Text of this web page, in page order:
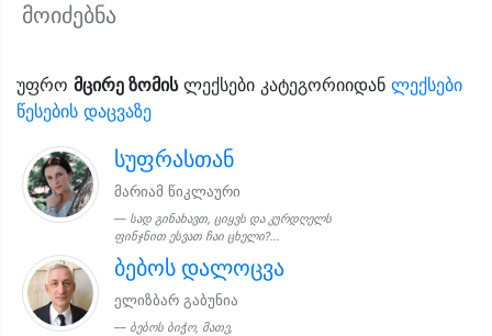
მოიძებნა
უფრო მცირე ზომისლექსები კატეგორიიდან ლექსები
წესების დაცვაზე
სუფრასთან
მარიამ წიკლაური
სად გინახავთ, ციყვს და კურდღელს
ფინჯნით ესვათ ჩაი ცხელი?...
ბებოს დალოცვა
ელიზბარ გაბუნია
ბებოს ბიჭო, მათე,